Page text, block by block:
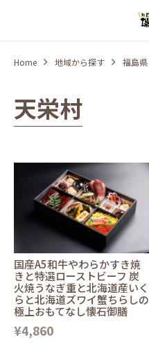
Home 地域から探す 福島県
天栄村
国産A5和牛やわらかすき焼
きと特選ローストビーフ 炭
火焼うなぎ重と北海道産いく
らと北海道ズワイ蟹ちらしの
極上おもてなし懐石御膳
¥4,860